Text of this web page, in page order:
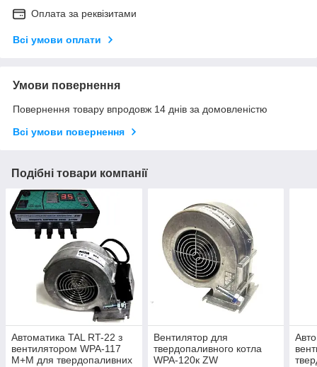
Оплата за реквізитами
Всі умови оплати
Умови повернення
Повернення товару впродовж 14 днів за домовленістю
Всі умови повернення
Подібні товари компанії
Автоматика TAL RT-22 з
вентилятором WPA-117
M+M для твердопаливних
Вентилятор для
твердопаливного котла
WPA-120к ZW